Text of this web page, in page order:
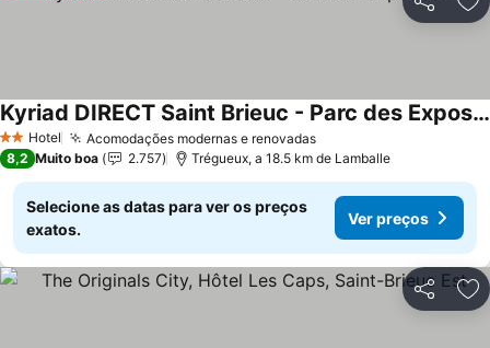
Partilhar
2 Estrelas
Hotel Acomodações modernas e renovadas
Kyriad DIRECT Saint Brieuc - Parc des Expositions
8,2 Muito boa 2.757 Trégueux, a 18.5 km de Lamballe
Selecione as datas para ver os preços
exatos.
Ver preços
Partilhar